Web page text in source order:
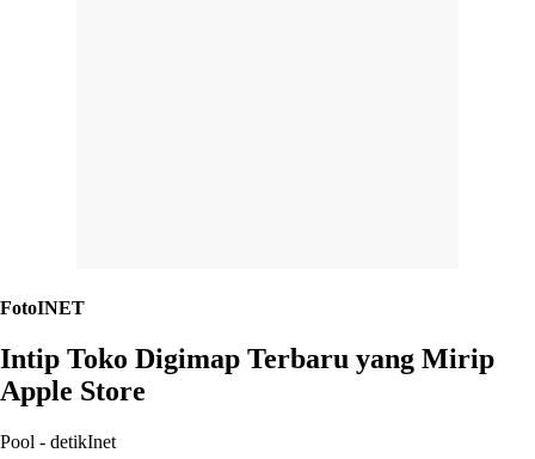
FotoINET
Intip Toko Digimap Terbaru yang Mirip
Apple Store
Pool - detikInet